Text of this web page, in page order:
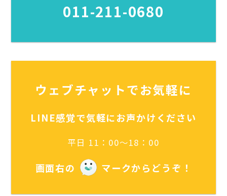
011-211-0680
ウェブチャットでお気軽に
LINE感覚で気軽にお声かけください
平日 11：00～18：00
画面右の マークからどうぞ！